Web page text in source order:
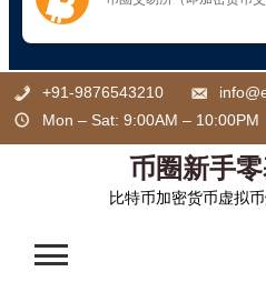
Skip
+91-9876543210
Mon – Sat: 9:00AM – 10:00PM
币圈新手
比特币加密货币虚拟